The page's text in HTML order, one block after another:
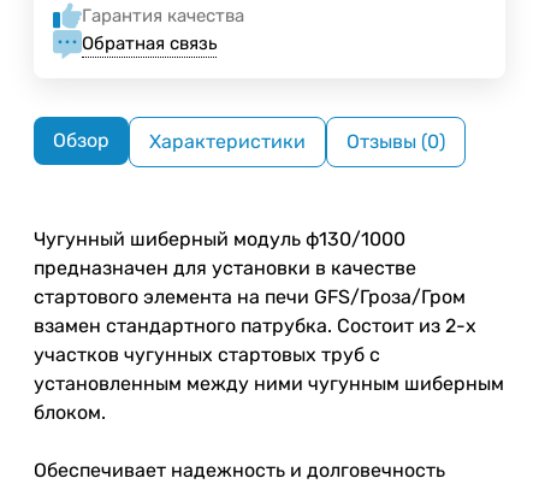
Гарантия качества
Обратная связь
Обзор Характеристики Отзывы (0)
Чугунный шиберный модуль ф130/1000
предназначен для установки в качестве
стартового элемента на печи GFS/Гроза/Гром
взамен стандартного патрубка. Состоит из 2-х
участков чугунных стартовых труб с
установленным между ними чугунным шиберным
блоком.
Обеспечивает надежность и долговечность